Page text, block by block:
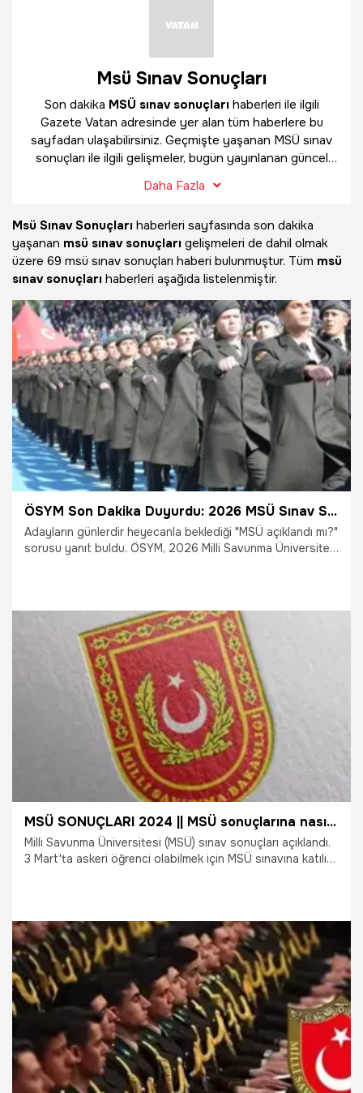
Msü Sınav Sonuçları
Son dakika MSÜ sınav sonuçları haberleri ile ilgili
Gazete Vatan adresinde yer alan tüm haberlere bu
sayfadan ulaşabilirsiniz. Geçmişte yaşanan MSÜ sınav
sonuçları ile ilgili gelişmeler, bugün yayınlanan güncel
haber sayfamızda bulabilirsiniz.
Daha Fazla
Msü Sınav Sonuçları haberleri sayfasında son dakika
yaşanan msü sınav sonuçları gelişmeleri de dahil olmak
üzere 69 msü sınav sonuçları haberi bulunmuştur. Tüm msü
sınav sonuçları haberleri aşağıda listelenmiştir.
ÖSYM Son Dakika Duyurdu: 2026 MSÜ Sınav Sonuçları Açıklandı! İşte MSÜ Sonuç Sorgulama Ekranı
Adayların günlerdir heyecanla beklediği "MSÜ açıklandı mı?"
sorusu yanıt buldu. ÖSYM, 2026 Milli Savunma Üniversitesi
belli oldu mu? İşte MSÜ sınav sonuçları hakkında tüm
detaylar ve sonuc.osym.gov.tr sorgulama ekranı.
Yaşam
MSÜ SONUÇLARI 2024 || MSÜ sonuçlarına nasıl bakılır? ÖSYM sonuç sorgulama ekranı
Milli Savunma Üniversitesi (MSÜ) sınav sonuçları açıklandı.
3 Mart'ta askeri öğrenci olabilmek için MSÜ sınavına katılım
22.03.2024 Gündem